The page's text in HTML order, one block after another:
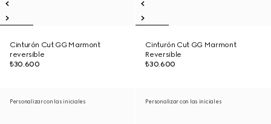
Cinturón Cut GG Marmont
reversible
₺30.600
Cinturón Cut GG Marmont
Reversible
₺30.600
Personalizar con las iniciales Personalizar con las iniciales